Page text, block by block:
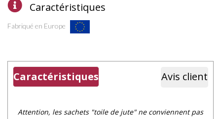
Caractéristiques
Fabriqué en Europe
Caractéristiques Avis client
Attention, les sachets "toile de jute" ne conviennent pas